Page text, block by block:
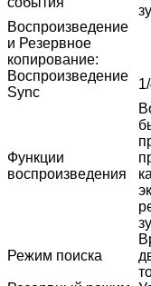
Воспроизведение
и Резервное
копирование:
Воспроизведение
Sync
Функции
воспроизведения
Режим поиска